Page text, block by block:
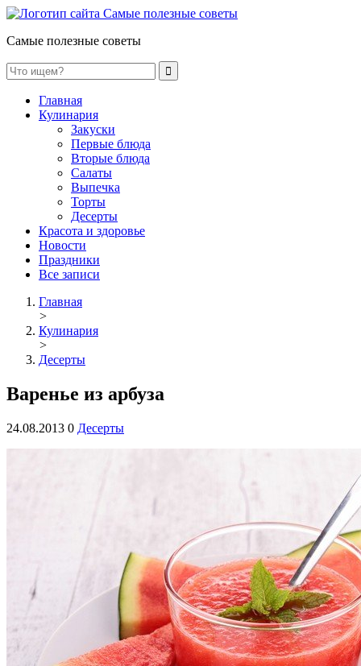
Самые полезные советы
Главная
Кулинария
Закуски
Первые блюда
Вторые блюда
Салаты
Выпечка
Торты
Десерты
Красота и здоровье
Новости
Праздники
Все записи
Главная
>
Кулинария
>
Десерты
Варенье из арбуза
24.08.2013 0 Десерты